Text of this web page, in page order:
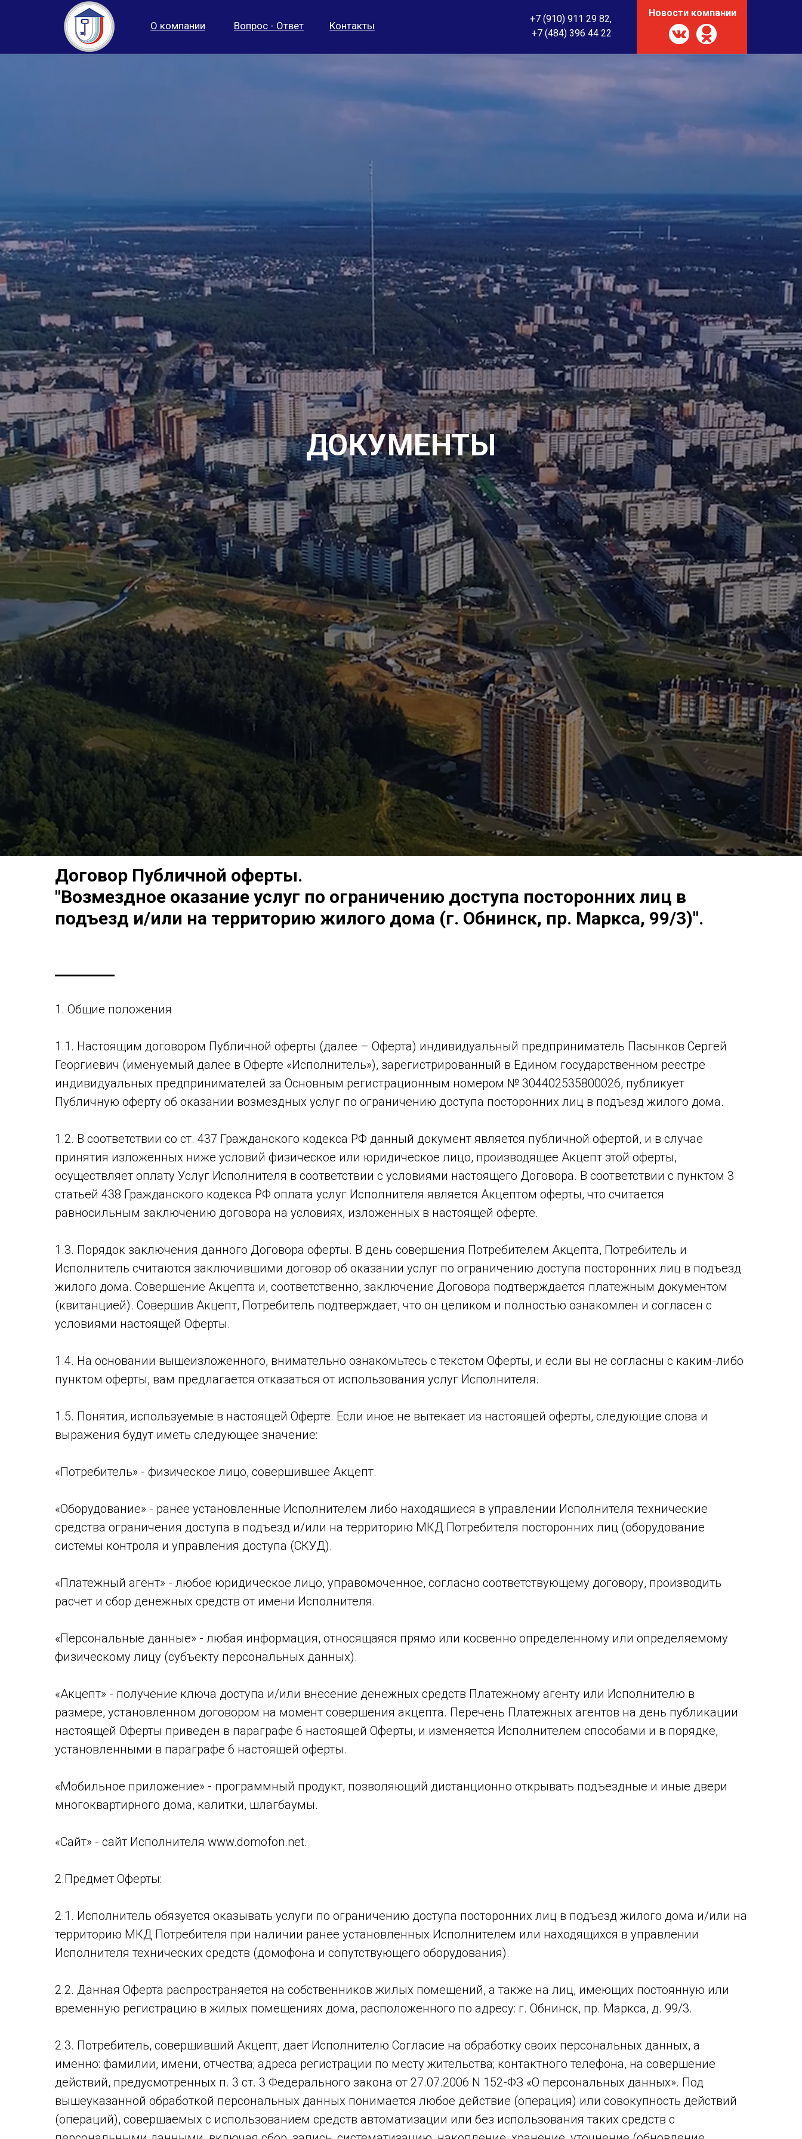
+7 (910) 911 29 82,
+7 (484) 396 44 22
Новости компании
О компании Вопрос - Ответ Контакты
ДОКУМЕНТЫ
Договор Публичной оферты.
"Возмездное оказание услуг по ограничению доступа посторонних лиц в
подъезд и/или на территорию жилого дома (г. Обнинск, пр. Маркса, 99/3)".
1. Общие положения
1.1. Настоящим договором Публичной оферты (далее – Оферта) индивидуальный предприниматель Пасынков Сергей
Георгиевич (именуемый далее в Оферте «Исполнитель»), зарегистрированный в Едином государственном реестре
индивидуальных предпринимателей за Основным регистрационным номером № 304402535800026, публикует
Публичную оферту об оказании возмездных услуг по ограничению доступа посторонних лиц в подъезд жилого дома.
1.2. В соответствии со ст. 437 Гражданского кодекса РФ данный документ является публичной офертой, и в случае
принятия изложенных ниже условий физическое или юридическое лицо, производящее Акцепт этой оферты,
осуществляет оплату Услуг Исполнителя в соответствии с условиями настоящего Договора. В соответствии с пунктом 3
статьей 438 Гражданского кодекса РФ оплата услуг Исполнителя является Акцептом оферты, что считается
равносильным заключению договора на условиях, изложенных в настоящей оферте.
1.3. Порядок заключения данного Договора оферты. В день совершения Потребителем Акцепта, Потребитель и
Исполнитель считаются заключившими договор об оказании услуг по ограничению доступа посторонних лиц в подъезд
жилого дома. Совершение Акцепта и, соответственно, заключение Договора подтверждается платежным документом
(квитанцией). Совершив Акцепт, Потребитель подтверждает, что он целиком и полностью ознакомлен и согласен с
условиями настоящей Оферты.
1.4. На основании вышеизложенного, внимательно ознакомьтесь с текстом Оферты, и если вы не согласны с каким-либо
пунктом оферты, вам предлагается отказаться от использования услуг Исполнителя.
1.5. Понятия, используемые в настоящей Оферте. Если иное не вытекает из настоящей оферты, следующие слова и
выражения будут иметь следующее значение:
«Потребитель» - физическое лицо, совершившее Акцепт.
«Оборудование» - ранее установленные Исполнителем либо находящиеся в управлении Исполнителя технические
средства ограничения доступа в подъезд и/или на территорию МКД Потребителя посторонних лиц (оборудование
системы контроля и управления доступа (СКУД).
«Платежный агент» - любое юридическое лицо, управомоченное, согласно соответствующему договору, производить
расчет и сбор денежных средств от имени Исполнителя.
«Персональные данные» - любая информация, относящаяся прямо или косвенно определенному или определяемому
физическому лицу (субъекту персональных данных).
«Акцепт» - получение ключа доступа и/или внесение денежных средств Платежному агенту или Исполнителю в
размере, установленном договором на момент совершения акцепта. Перечень Платежных агентов на день публикации
настоящей Оферты приведен в параграфе 6 настоящей Оферты, и изменяется Исполнителем способами и в порядке,
установленными в параграфе 6 настоящей оферты.
«Мобильное приложение» - программный продукт, позволяющий дистанционно открывать подъездные и иные двери
многоквартирного дома, калитки, шлагбаумы.
«Сайт» - сайт Исполнителя www.domofon.net.
2.Предмет Оферты:
2.1. Исполнитель обязуется оказывать услуги по ограничению доступа посторонних лиц в подъезд жилого дома и/или на
территорию МКД Потребителя при наличии ранее установленных Исполнителем или находящихся в управлении
Исполнителя технических средств (домофона и сопутствующего оборудования).
2.2. Данная Оферта распространяется на собственников жилых помещений, а также на лиц, имеющих постоянную или
временную регистрацию в жилых помещениях дома, расположенного по адресу: г. Обнинск, пр. Маркса, д. 99/3.
2.3. Потребитель, совершивший Акцепт, дает Исполнителю Согласие на обработку своих персональных данных, а
именно: фамилии, имени, отчества; адреса регистрации по месту жительства; контактного телефона, на совершение
действий, предусмотренных п. 3 ст. 3 Федерального закона от 27.07.2006 N 152-ФЗ «О персональных данных». Под
вышеуказанной обработкой персональных данных понимается любое действие (операция) или совокупность действий
(операций), совершаемых с использованием средств автоматизации или без использования таких средств с